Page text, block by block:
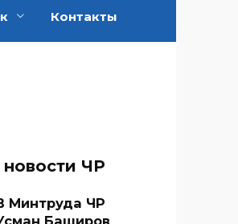
Контакты
ЧР
Минтруда ЧР
Баширов